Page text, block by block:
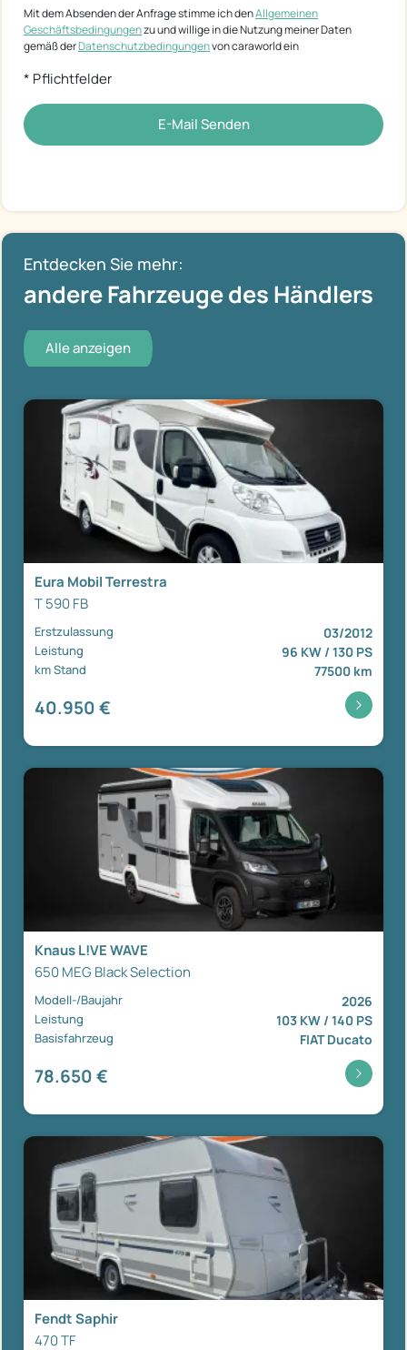
Mit dem Absenden der Anfrage stimme ich denAllgemeinen
Geschäftsbedingungenzu und willige in die Nutzung meiner Daten
gemäß derDatenschutzbedingungenvon caraworld ein
* Pflichtfelder
E-Mail Senden
Entdecken Sie mehr:
andere Fahrzeuge des Händlers
Alle anzeigen
Eura Mobil Terrestra
T 590 FB
Erstzulassung 03/2012
Leistung 96 KW / 130 PS
km Stand 77500 km
40.950 €
Knaus L!VE WAVE
650 MEG Black Selection
Modell-/Baujahr 2026
Leistung 103 KW / 140 PS
Basisfahrzeug FIAT Ducato
78.650 €
Fendt Saphir
470 TF